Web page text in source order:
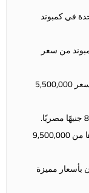
في كمبوند
من سعر
بينما تبدأ أسعار الشقق المكونة من 3 غرف من سعر 5,500,000
أما وحدات الدوبليكس في الكمبوند فتبدأ أسعارها من 9,500,000
بأسعار مميزة